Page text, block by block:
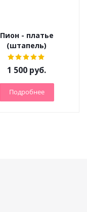
Пион - платье
(штапель)
1 500 руб.
Подробнее